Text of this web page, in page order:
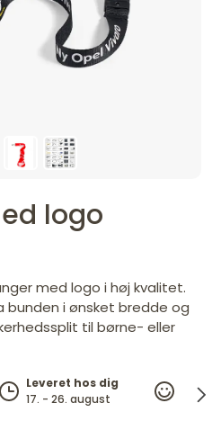
logo
med logo i høj kvalitet.
bunden i ønsket bredde og
til børne- eller
Leveret hos dig
17. - 26. august